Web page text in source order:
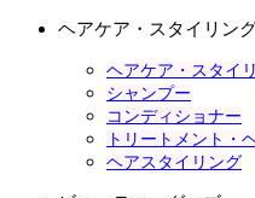
ヘアケア・スタイリン
ヘアケア・スタイ
シャンプー
コンディショナー
トリートメント・
ヘアスタイリング